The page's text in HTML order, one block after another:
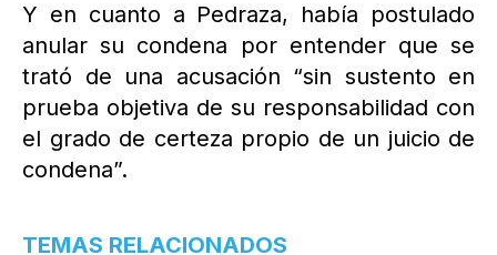
Y en cuanto a Pedraza, había postulado
anular su condena por entender que se
trató de una acusación “sin sustento en
prueba objetiva de su responsabilidad con
el grado de certeza propio de un juicio de
condena”.
TEMAS RELACIONADOS